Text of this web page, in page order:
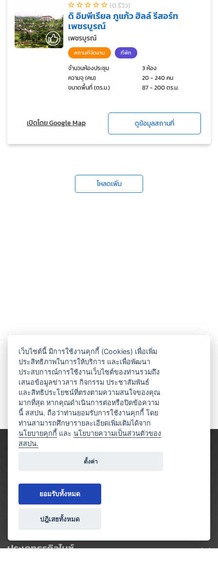
(0 รีวิว)
ดิ อิมพีเรียล ภูแก้ว ฮิลล์ รีสอร์ท
เพชรบูรณ์
เพชรบูรณ์
สถานที่จัดงาน ที่พัก
จำนวนห้องประชุม
3 ห้อง
ความจุ (คน)
20 - 240 คน
ขนาดพื้นที่ (ตร.ม.)
87 - 200 ตร.ม.
เปิดโดย Google Map ดูข้อมูลสถานที่
โหลดเพิ่ม
ประเภทธุรกิจไมซ์
เว็บไซต์นี้ มีการใช้งานคุกกี้ (Cookies) เพื่อเพิ่ม
ประสิทธิภาพในการให้บริการ และเพื่อพัฒนา
ประสบการณ์การใช้งานเว็บไซต์ของท่านรวมถึง
เสนอข้อมูลข่าวสาร กิจกรรม ประชาสัมพันธ์
และสิทธิประโยชน์ที่ตรงตามความสนใจของคุณ
มากที่สุด หากคุณดำเนินการต่อหรือปิดข้อความ
นี้ สสปน. ถือว่าท่านยอมรับการใช้งานคุกกี้ โดย
ท่านสามารถศึกษารายละเอียดเพิ่มเติมได้จาก
นโยบายคุกกี้ และนโยบายความเป็นส่วนตัวของ
สสปน.
ตั้งค่า
ยอมรับทั้งหมด
ปฎิเสธทั้งหมด